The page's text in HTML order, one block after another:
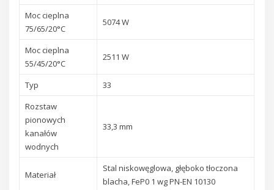
Moc cieplna
75/65/20°C
5074 W
Moc cieplna
55/45/20°C
2511 W
Typ
33
Rozstaw
pionowych
kanałów
wodnych
33,3 mm
Materiał
Stal niskowęglowa, głęboko tłoczona
blacha, FeP0 1 wg PN-EN 10130